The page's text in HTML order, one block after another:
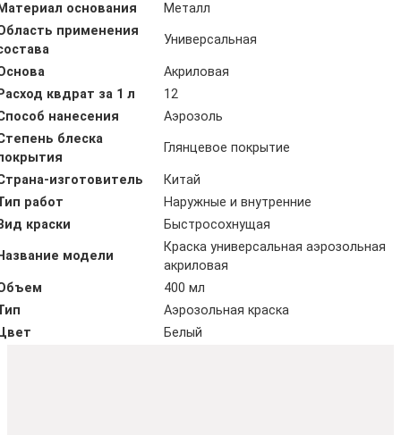
основания
Металл
применения
Универсальная
Акриловая
квдрат за 1 л
12
нанесения
Аэрозоль
блеска
Глянцевое покрытие
изготовитель
Китай
работ
Наружные и внутренние
краски
Быстросохнущая
модели
Краска универсальная аэрозольная
акриловая
400 мл
Аэрозольная краска
Белый